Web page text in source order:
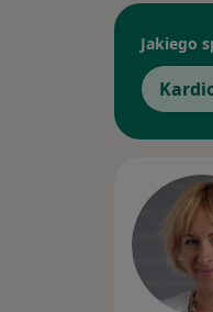
Jakiego